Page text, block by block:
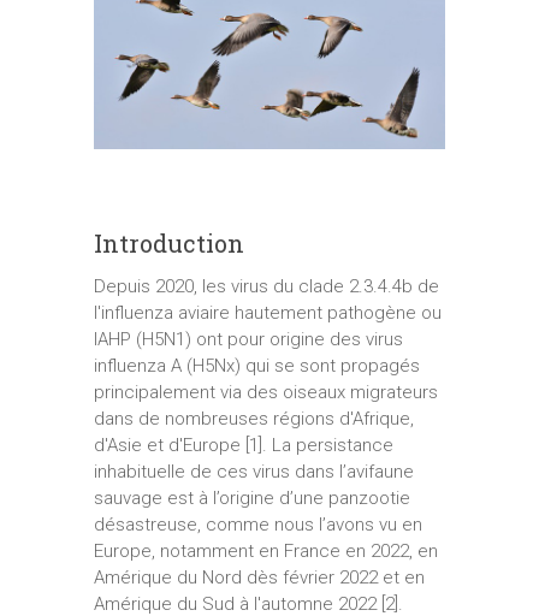
Introduction
Depuis 2020, les virus du clade 2.3.4.4b de
l'influenza aviaire hautement pathogène ou
IAHP (H5N1) ont pour origine des virus
influenza A (H5Nx) qui se sont propagés
principalement via des oiseaux migrateurs
dans de nombreuses régions d'Afrique,
d'Asie et d'Europe [1]. La persistance
inhabituelle de ces virus dans l’avifaune
sauvage est à l’origine d’une panzootie
désastreuse, comme nous l’avons vu en
Europe, notamment en France en 2022, en
Amérique du Nord dès février 2022 et en
Amérique du Sud à l'automne 2022 [2].